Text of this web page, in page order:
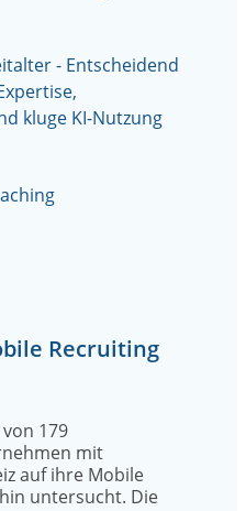
Recruiting
179
mit
auf ihre Mobile
untersucht. Die